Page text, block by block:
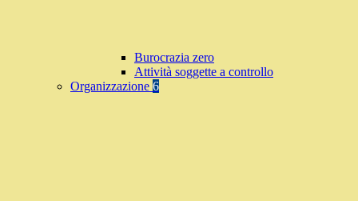
Burocrazia zero
Attività soggette a controllo
Organizzazione 6